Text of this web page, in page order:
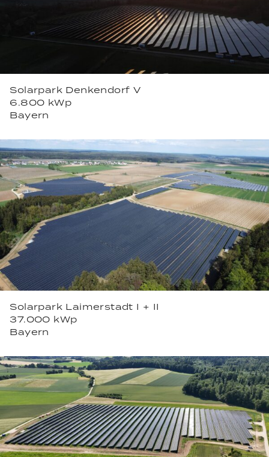
Solarpark Denkendorf V
6.800 kWp
Bayern
Solarpark Laimerstadt I + II
37.000 kWp
Bayern